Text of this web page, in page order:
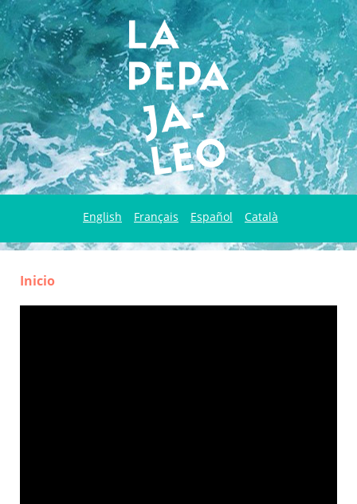
English Français Español Català
Inicio